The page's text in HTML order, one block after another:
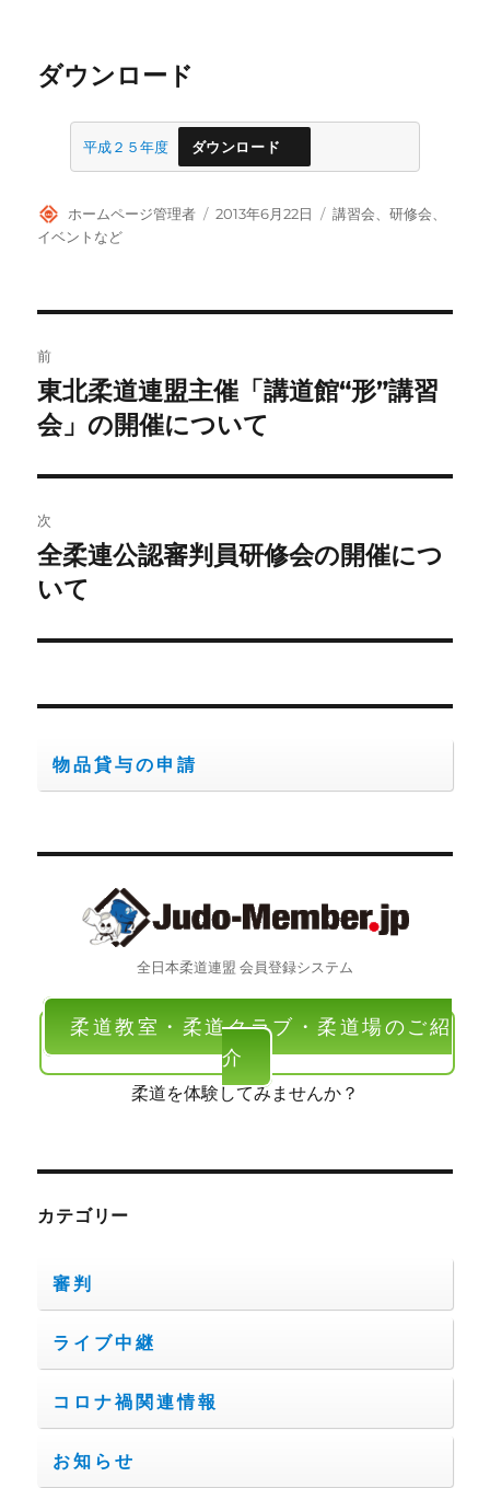
ダウンロード
平成２５年度 ダウンロード
投
稿
ホームページ管理者
投
2013年6月22日
カ
講習会、研修会、
イベントなど
稿
ナ
ビ
ゲ
ー
ン
前
前
の
稿:
東北柔道連盟主催「講道館“形”講習
会」の開催について
次
次
の
稿:
全柔連公認審判員研修会の開催につ
いて
物品貸与の申請
全日本柔道連盟 会員登録システム
柔道教室・柔道クラブ・柔道場のご紹
介
柔道を体験してみませんか？
カテゴリー
審判
ライブ中継
コロナ禍関連情報
お知らせ